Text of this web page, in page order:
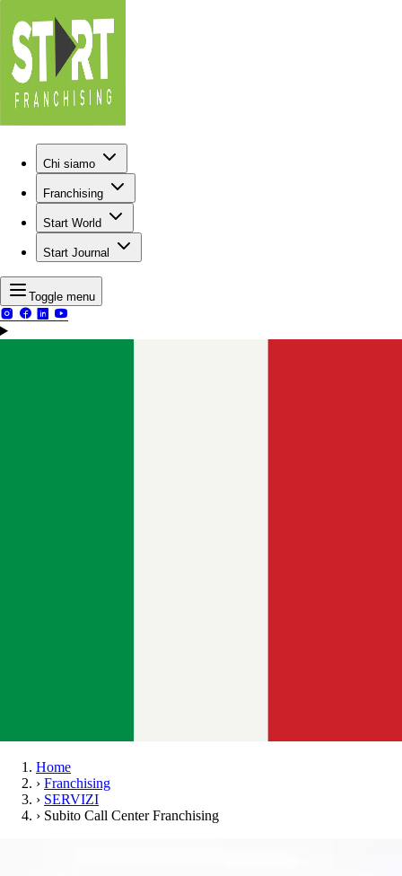
Chi siamo
Franchising
Start World
Start Journal
Toggle menu
Home
› Franchising
› SERVIZI
› Subito Call Center Franchising